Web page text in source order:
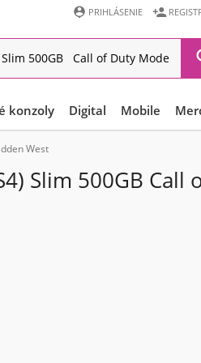

 PRIHLÁSENIE
konzoly Digital Mobile
West
Slim 500GB